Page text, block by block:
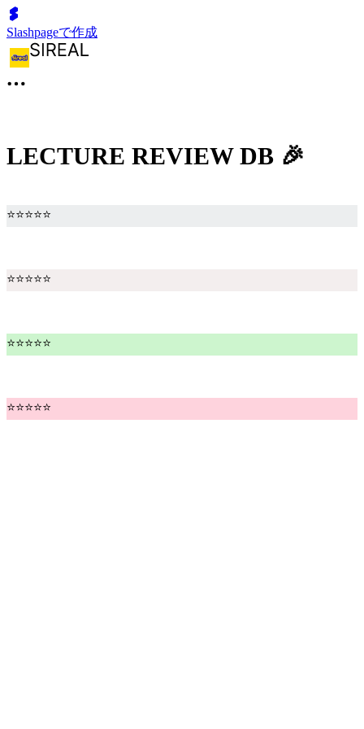
Slashpageで作成
LECTURE REVIEW DB 🎉
⭐⭐⭐⭐⭐
⭐⭐⭐⭐⭐
⭐⭐⭐⭐⭐
⭐⭐⭐⭐⭐